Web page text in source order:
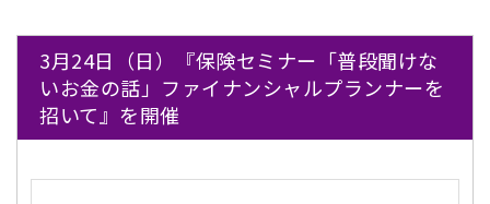
3月24日（日）『保険セミナー「普段聞けな
いお金の話」ファイナンシャルプランナーを
招いて』を開催